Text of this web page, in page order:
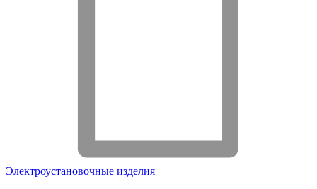
Электроустановочные изделия